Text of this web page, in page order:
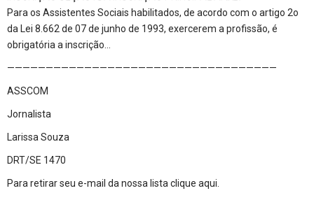
Para os Assistentes Sociais habilitados, de acordo com o artigo 2o
da Lei 8.662 de 07 de junho de 1993, exercerem a profissão, é
obrigatória a inscrição…
———————————————————————————————————
ASSCOM
Jornalista
Larissa Souza
DRT/SE 1470
Para retirar seu e-mail da nossa listaclique aqui.